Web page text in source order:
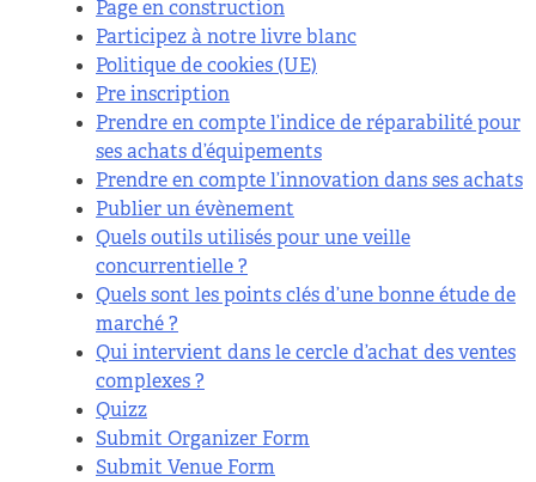
Page en construction
Participez à notre livre blanc
Politique de cookies (UE)
Pre inscription
Prendre en compte l’indice de réparabilité pour
ses achats d’équipements
Prendre en compte l’innovation dans ses achats
Publier un évènement
Quels outils utilisés pour une veille
concurrentielle ?
Quels sont les points clés d’une bonne étude de
marché ?
Qui intervient dans le cercle d’achat des ventes
complexes ?
Quizz
Submit Organizer Form
Submit Venue Form